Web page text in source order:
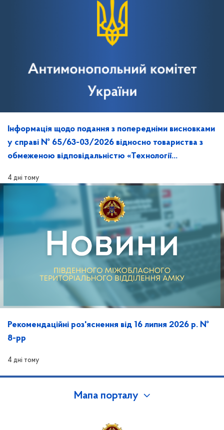
Інформація щодо подання з попередніми висновками
у справі № 65/63-03/2026 відносно товариства з
обмеженою відповідальністю «Технології
4 дні тому
Рекомендаційні роз'яснення від 16 липня 2026 р. №
8-рр
4 дні тому
Мапа порталу